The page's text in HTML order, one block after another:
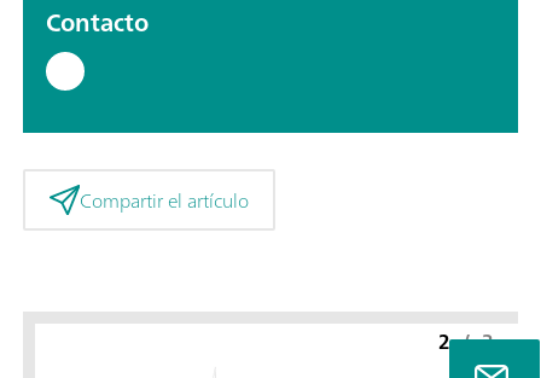
Contacto
Compartir el artículo
2 / 3